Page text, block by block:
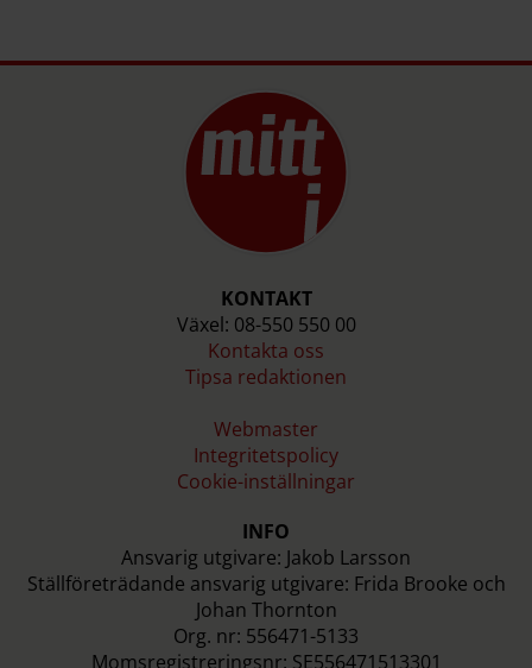
KONTAKT
Växel: 08-550 550 00
Kontakta oss
Tipsa redaktionen
Webmaster
Integritetspolicy
Cookie-inställningar
INFO
Ansvarig utgivare: Jakob Larsson
Ställföreträdande ansvarig utgivare: Frida Brooke och
Johan Thornton
Org. nr: 556471-5133
Momsregistreringsnr: SE556471513301